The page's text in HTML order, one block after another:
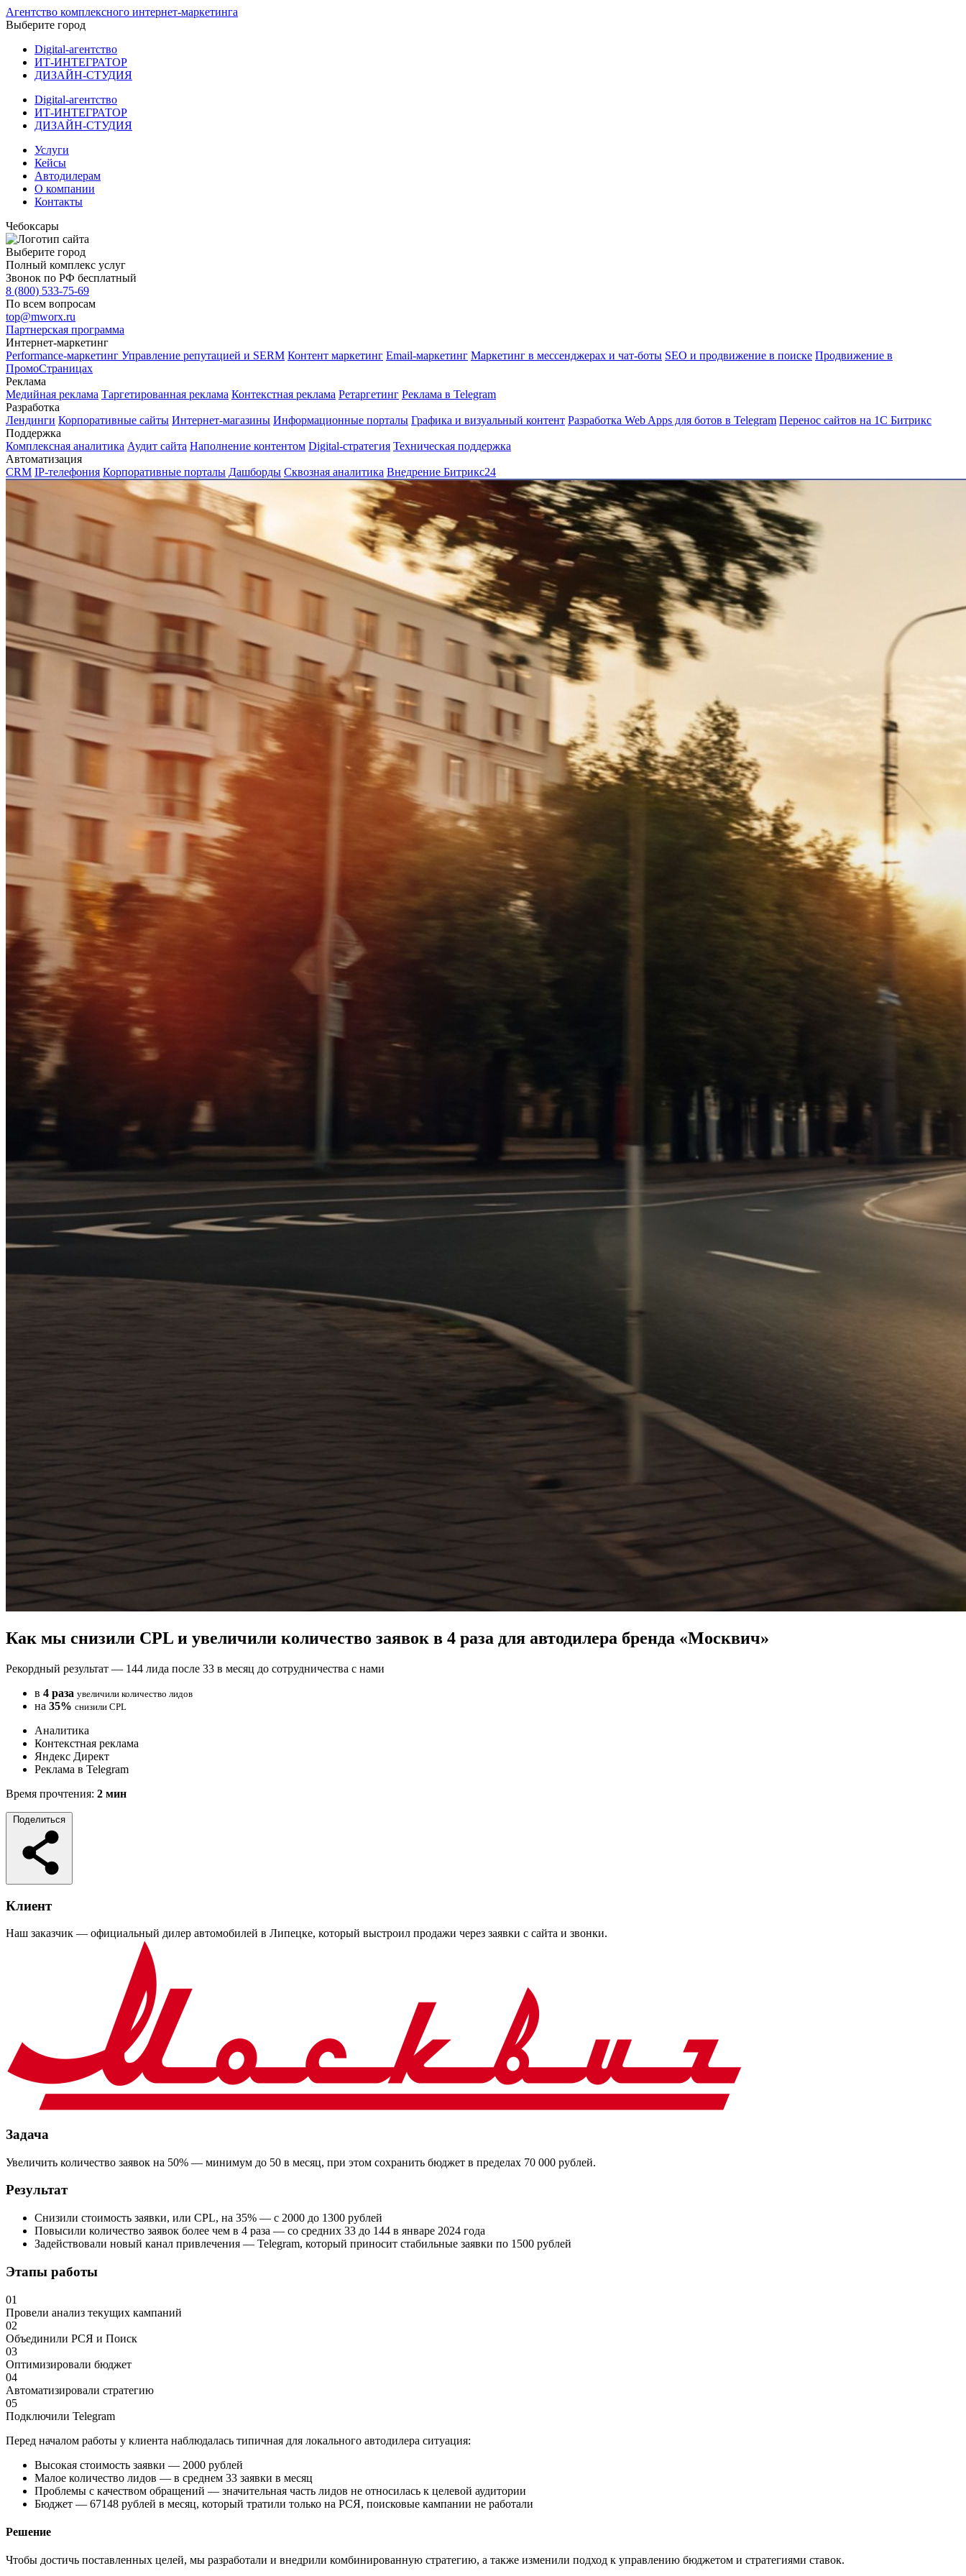
Агентство комплексного интернет-маркетинга
Выберите город
Digital-агентство
ИТ-ИНТЕГРАТОР
ДИЗАЙН-СТУДИЯ
Digital-агентство
ИТ-ИНТЕГРАТОР
ДИЗАЙН-СТУДИЯ
Услуги
Кейсы
Автодилерам
О компании
Контакты
Чебоксары
Выберите город
Полный комплекс услуг
Звонок по РФ бесплатный
8 (800) 533-75-69
По всем вопросам
top@mworx.ru
Партнерская программа
Интернет-маркетинг
Performance-маркетинг Управление репутацией и SERM Контент маркетинг Email-маркетинг Маркетинг в мессенджерах и чат-боты SEO и продвижение в поиске Продвижение в
ПромоСтраницах
Реклама
Медийная реклама Таргетированная реклама Контекстная реклама Ретаргетинг Реклама в Telegram
Разработка
Лендинги Корпоративные сайты Интернет-магазины Информационные порталы Графика и визуальный контент Разработка Web Apps для ботов в Telegram Перенос сайтов на 1С Битрикс
Поддержка
Комплексная аналитика Аудит сайта Наполнение контентом Digital-стратегия Техническая поддержка
Автоматизация
CRM IP-телефония Корпоративные порталы Дашборды Сквозная аналитика Внедрение Битрикс24
Как мы снизили CPL и увеличили количество заявок в 4 раза для автодилера бренда «Москвич»
Рекордный результат — 144 лида после 33 в месяц до сотрудничества с нами
в 4 раза увеличили количество лидов
на 35% снизили CPL
Аналитика
Контекстная реклама
Яндекс Директ
Реклама в Telegram
Время прочтения: 2 мин
Поделиться
Клиент
Наш заказчик — официальный дилер автомобилей в Липецке, который выстроил продажи через заявки с сайта и звонки.
Задача
Увеличить количество заявок на 50% — минимум до 50 в месяц, при этом сохранить бюджет в пределах 70 000 рублей.
Результат
Снизили стоимость заявки, или CPL, на 35% — с 2000 до 1300 рублей
Повысили количество заявок более чем в 4 раза — со средних 33 до 144 в январе 2024 года
Задействовали новый канал привлечения — Telegram, который приносит стабильные заявки по 1500 рублей
Этапы работы
01
Провели анализ текущих кампаний
02
Объединили РСЯ и Поиск
03
Оптимизировали бюджет
04
Автоматизировали стратегию
05
Подключили Telegram
Перед началом работы у клиента наблюдалась типичная для локального автодилера ситуация:
Высокая стоимость заявки — 2000 рублей
Малое количество лидов — в среднем 33 заявки в месяц
Проблемы с качеством обращений — значительная часть лидов не относилась к целевой аудитории
Бюджет — 67148 рублей в месяц, который тратили только на РСЯ, поисковые кампании не работали
Решение
Чтобы достичь поставленных целей, мы разработали и внедрили комбинированную стратегию, а также изменили подход к управлению бюджетом и стратегиями ставок.